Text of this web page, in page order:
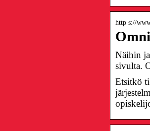
http s://
Näihin
sivulta.
Etsitkö